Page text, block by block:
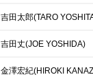
吉田太郎(TARO
吉田丈(JOE YOSHIDA)
金澤宏紀(HIROKI